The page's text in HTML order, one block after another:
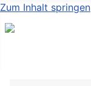
Zum Inhalt springen